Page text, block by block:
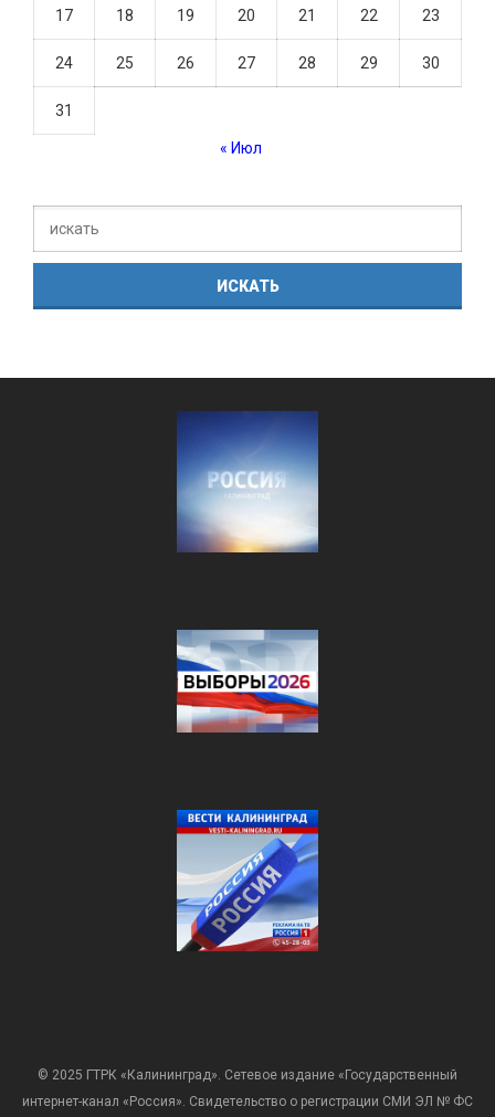
17 18 19 20 21 22 23
24 25 26 27 28 29 30
31
« Июл
© 2025 ГТРК «Калининград». Сетевое издание «Государственный
интернет-канал «Россия». Свидетельство о регистрации СМИ ЭЛ № ФС